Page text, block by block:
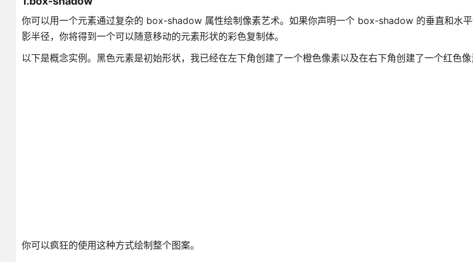
你可以用一个元素通过复杂的 box-shadow 属性绘制像素艺术。如果你声明一个 box-shadow 的垂直和水
影半径，你将得到一个可以随意移动的元素形状的彩色复制体。
以下是概念实例。黑色元素是初始形状，我已经在左下角创建了一个橙色像素以及在右下角创建了一个红色像
你可以疯狂的使用这种方式绘制整个图案。